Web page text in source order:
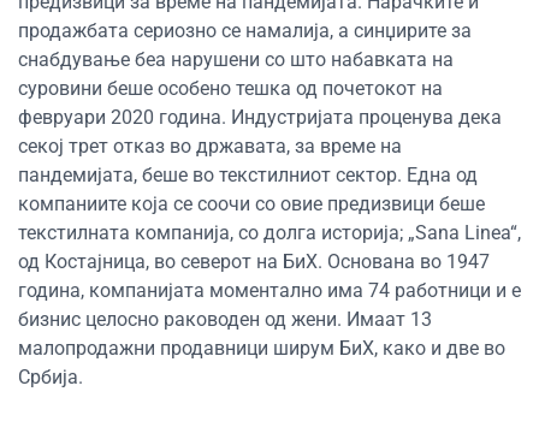
продажбата сериозно се намалија, а синџирите за
снабдување беа нарушени со што набавката на
суровини беше особено тешка од почетокот на
февруари 2020 година. Индустријата проценува дека
секој трет отказ во државата, за време на
пандемијата, беше во текстилниот сектор. Една од
компаниите која се соочи со овие предизвици беше
текстилната компанија, со долга историја; „Sana Linea“,
од Костајница, во северот на БиХ. Основана во 1947
година, компанијата моментално има 74 работници и е
бизнис целосно раководен од жени. Имаат 13
малопродажни продавници ширум БиХ, како и две во
Србија.